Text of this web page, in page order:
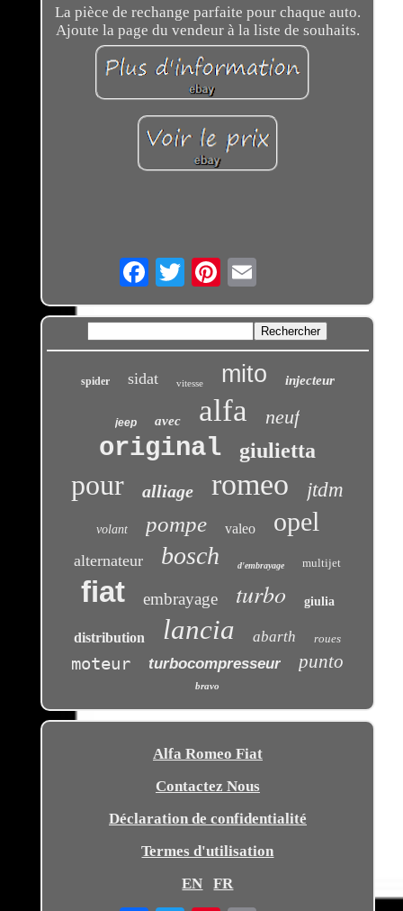
La pièce de rechange parfaite pour chaque auto.
Ajoute la page du vendeur à la liste de souhaits.
Email
spider sidat vitesse mito injecteur
jeep avec alfa neuf
original giulietta
pour alliage romeo jtdm
volant pompe valeo opel
alternateur bosch d'embrayage multijet
fiat embrayage turbo giulia
distribution lancia abarth roues
moteur turbocompresseur punto
bravo
Alfa Romeo Fiat
Contactez Nous
Déclaration de confidentialité
Termes d'utilisation
EN
FR